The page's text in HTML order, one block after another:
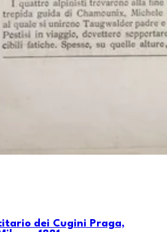
dei Cugini Praga,